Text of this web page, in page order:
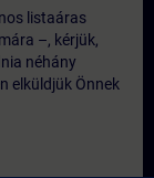
listaáras
–, kérjük,
néhány
elküldjük Önnek